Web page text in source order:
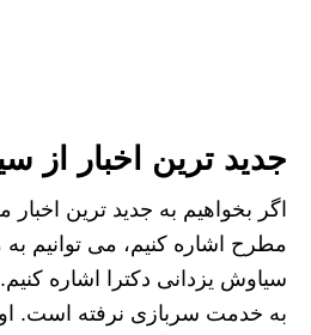
جدید ترین اخبار از
اگر بخواهیم به جدید ترین اخبار
مطرح اشاره کنیم، می توانیم
سیاوش یزدانی دکترا اشاره کنیم.
به خدمت سربازی نرفته است.